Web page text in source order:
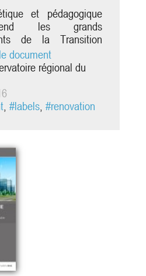
et pédagogique
les grands
de la Transition
dans le secteur du
Alpes
document
régional du
, #labels, #renovation